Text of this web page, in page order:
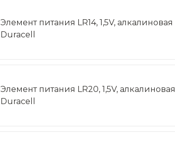
Элемент питания LR14, 1,5V, алкалиновая
Duracell
Элемент питания LR20, 1,5V, алкалиновая
Duracell